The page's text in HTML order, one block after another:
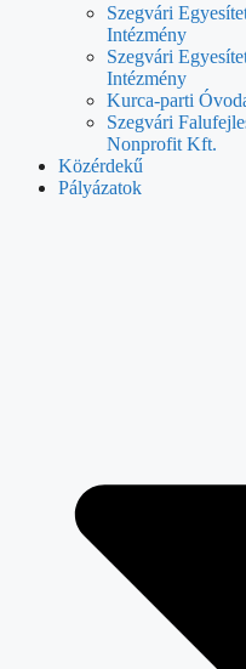
Szegvári
Intézmény
Szegvári
Intézmény
Kurca-parti
Szegvári
Nonprofit Kft.
Közérdekű
Pályázatok